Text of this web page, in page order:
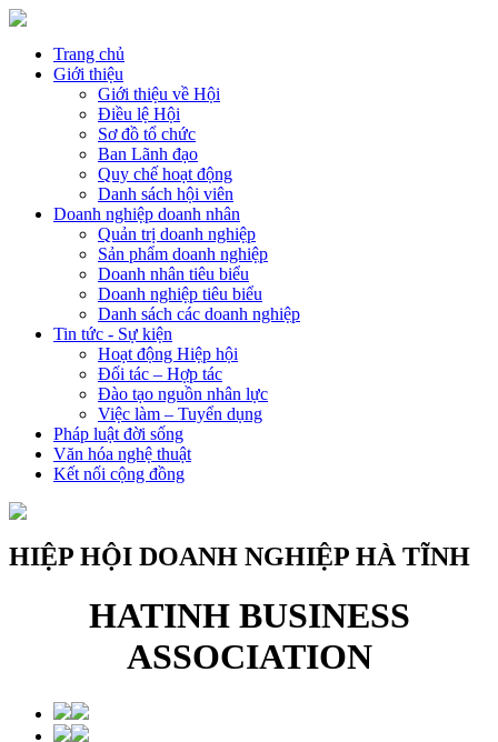
Trang chủ
Giới thiệu
Giới thiệu về Hội
Điều lệ Hội
Sơ đồ tổ chức
Ban Lãnh đạo
Quy chế hoạt động
Danh sách hội viên
Doanh nghiệp doanh nhân
Quản trị doanh nghiệp
Sản phẩm doanh nghiệp
Doanh nhân tiêu biểu
Doanh nghiệp tiêu biểu
Danh sách các doanh nghiệp
Tin tức - Sự kiện
Hoạt động Hiệp hội
Đối tác – Hợp tác
Đào tạo nguồn nhân lực
Việc làm – Tuyển dụng
Pháp luật đời sống
Văn hóa nghệ thuật
Kết nối cộng đồng
HIỆP HỘI DOANH NGHIỆP HÀ TĨNH
HATINH BUSINESS
ASSOCIATION